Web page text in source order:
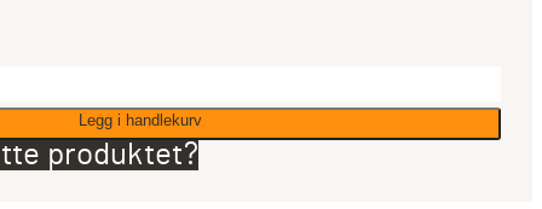
Legg i handlekurv
produktet?